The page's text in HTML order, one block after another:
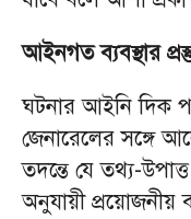
আইনগত ব্যবস্থার
ঘটনার আইনি দিক
জেনারেলের সঙ্গে
তদন্তে যে তথ্য-
অনুযায়ী প্রয়োজনীয়